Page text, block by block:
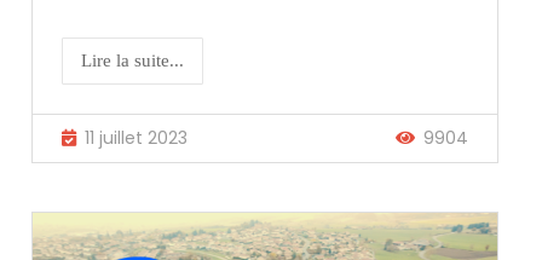
Lire la suite...
11 juillet 2023 9904